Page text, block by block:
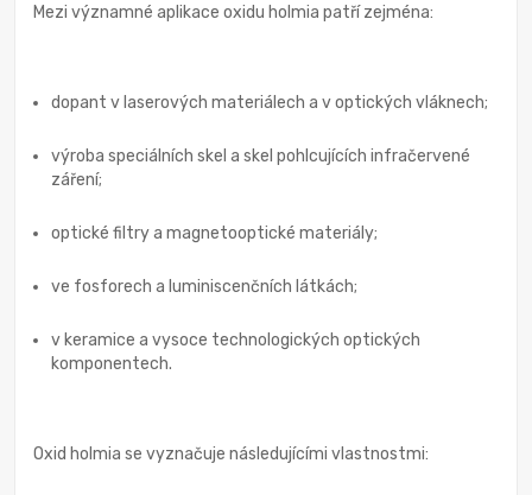
Mezi významné aplikace oxidu holmia patří zejména:
dopant v laserových materiálech a v optických vláknech;
výroba speciálních skel a skel pohlcujících infračervené
záření;
optické filtry a magnetooptické materiály;
ve fosforech a luminiscenčních látkách;
v keramice a vysoce technologických optických
komponentech.
Oxid holmia se vyznačuje následujícími vlastnostmi: